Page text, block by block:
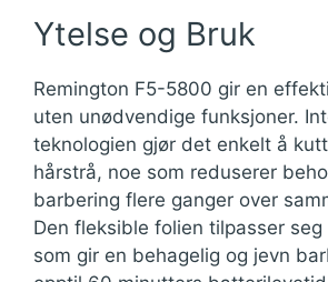
Ytelse og Bruk
Remington F5-5800 gir en
uten unødvendige funksjoner.
teknologien gjør det enkelt å
hårstrå, noe som reduserer
barbering flere ganger over
Den fleksible folien tilpasser
som gir en behagelig og jevn